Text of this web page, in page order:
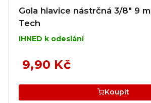
Gola hlavice nástrčná 3/8" 9
Tech
IHNED k odeslání
9,90 Kč
Koupit